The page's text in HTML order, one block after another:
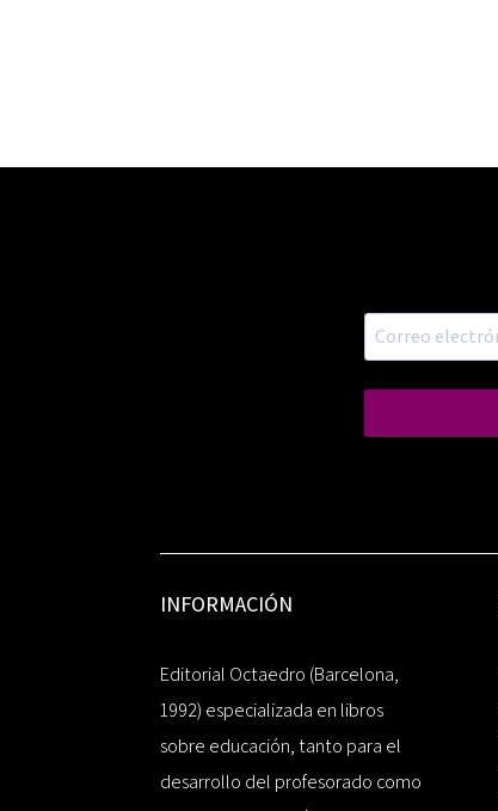
INFORMACIÓN
Editorial Octaedro (Barcelona,
1992) especializada en libros
sobre educación, tanto para el
desarrollo del profesorado como